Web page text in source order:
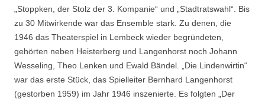
„Stoppken, der Stolz der 3. Kompanie“ und „Stadtratswahl“. Bis
zu 30 Mitwirkende war das Ensemble stark. Zu denen, die
1946 das Theaterspiel in Lembeck wieder begründeten,
gehörten neben Heisterberg und Langenhorst noch Johann
Wesseling, Theo Lenken und Ewald Bändel. „Die Lindenwirtin“
war das erste Stück, das Spielleiter Bernhard Langenhorst
(gestorben 1959) im Jahr 1946 inszenierte. Es folgten „Der